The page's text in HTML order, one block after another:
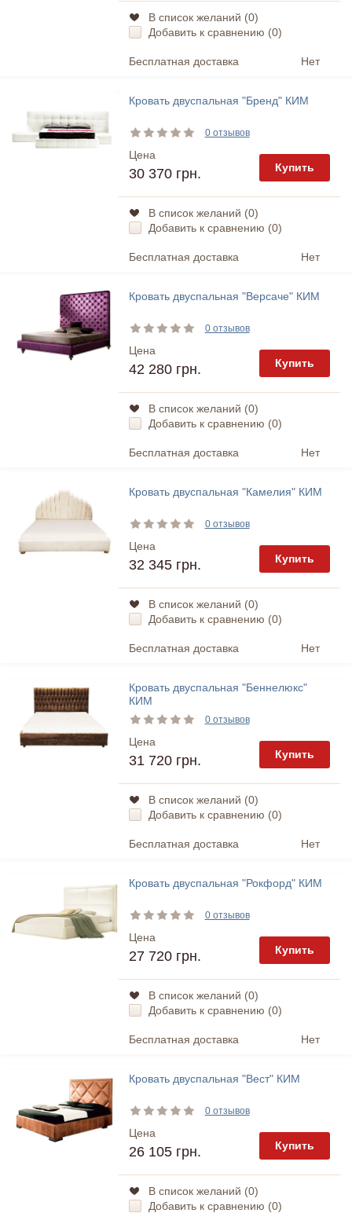
В список желаний (0)
Добавить к сравнению (0)
Бесплатная доставка Нет
Кровать двуспальная "Бренд" КИМ
0 отзывов
Цена
30 370 грн. Купить
В список желаний (0)
Добавить к сравнению (0)
Бесплатная доставка Нет
Кровать двуспальная "Версаче" КИМ
0 отзывов
Цена
42 280 грн. Купить
В список желаний (0)
Добавить к сравнению (0)
Бесплатная доставка Нет
Кровать двуспальная "Камелия" КИМ
0 отзывов
Цена
32 345 грн. Купить
В список желаний (0)
Добавить к сравнению (0)
Бесплатная доставка Нет
Кровать двуспальная "Беннелюкс"
КИМ
0 отзывов
Цена
31 720 грн. Купить
В список желаний (0)
Добавить к сравнению (0)
Бесплатная доставка Нет
Кровать двуспальная "Рокфорд" КИМ
0 отзывов
Цена
27 720 грн. Купить
В список желаний (0)
Добавить к сравнению (0)
Бесплатная доставка Нет
Кровать двуспальная "Вест" КИМ
0 отзывов
Цена
26 105 грн. Купить
В список желаний (0)
Добавить к сравнению (0)